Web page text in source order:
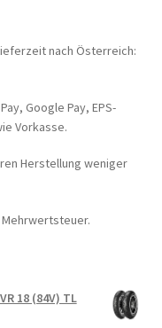
nach Österreich:
Google Pay, EPS-
Vorkasse.
Herstellung weniger
18 (84V) TL